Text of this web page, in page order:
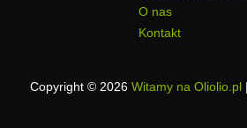
O nas
Kontakt
Copyright © 2026 Witamy na Oliolio.pl